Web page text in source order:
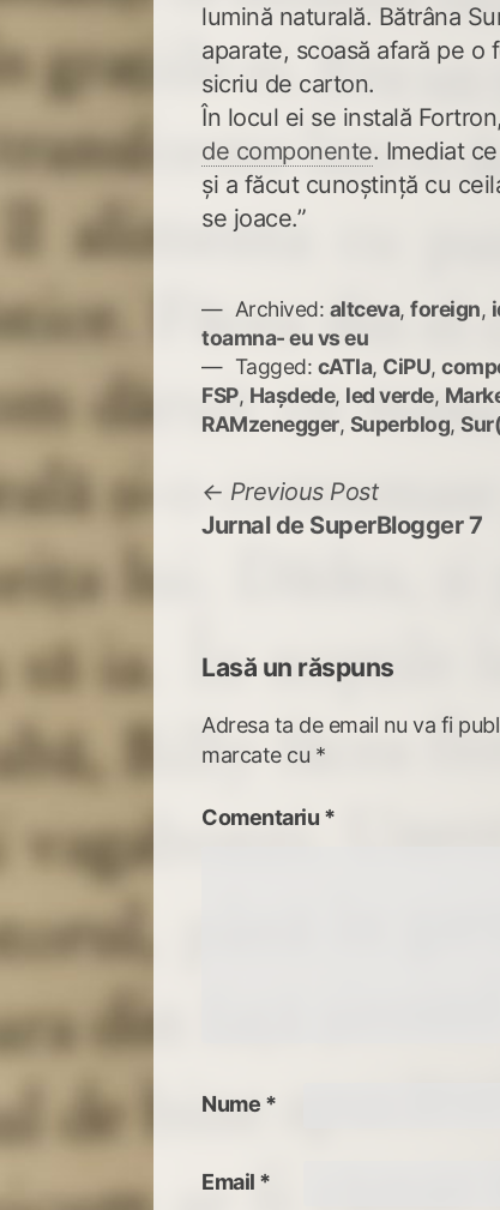
lumină naturală. Bătrâna
aparate, scoasă afară pe
sicriu de carton.
În locul ei se instală
de componente. Imediat
și a făcut cunoștință cu
se joace.”
Archived: altceva,foreign,
toamna- eu vs eu
Tagged: cATIa, CiPU,
FSP, Hașdede, led verde,
RAMzenegger, Superblog,
Navigare
în
Previous PostPrevious
post:
Jurnal de SuperBlogger 7
Lasă un răspuns
Adresa ta de email nu va fi
marcate cu *
Comentariu *
Nume *
Email *